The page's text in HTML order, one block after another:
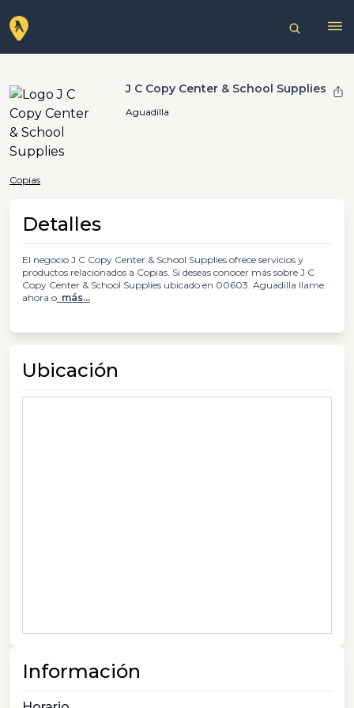
J C Copy Center & School Supplies
Aguadilla
Copias
Detalles
El negocio J C Copy Center & School Supplies ofrece servicios y
productos relacionados a Copias. Si deseas conocer más sobre J C
Copy Center & School Supplies ubicado en 00603. Aguadilla llame
ahora o más...
Ubicación
Información